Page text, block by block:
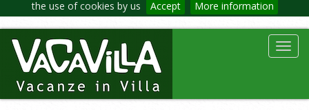
the use of cookies by us Accept More information